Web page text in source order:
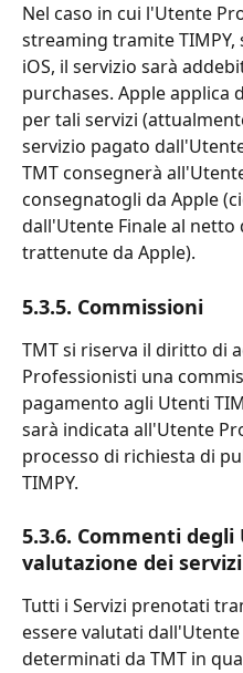
Nel caso in cui l'Utente
streaming tramite
iOS, il servizio sarà
purchases. Apple applica
per tali servizi
servizio pagato
TMT consegnerà
consegnatogli da Apple
dall'Utente Finale al netto
trattenute da Apple).
5.3.5. Commissioni
TMT si riserva il diritto di
Professionisti una
pagamento agli Utenti
sarà indicata all'Utente
processo di richiesta di
TIMPY.
5.3.6. Commenti degli
valutazione dei servizi
Tutti i Servizi prenotati
essere valutati
determinati da TMT in